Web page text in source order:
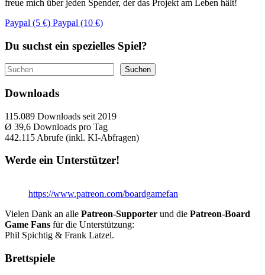
freue mich über jeden Spender, der das Projekt am Leben hält!
Paypal (5 €) Paypal (10 €)
Du suchst ein spezielles Spiel?
Suchen Suchen
Downloads
115.089 Downloads seit 2019
Ø 39,6 Downloads pro Tag
442.115 Abrufe (inkl. KI-Abfragen)
Werde ein Unterstützer!
https://www.patreon.com/boardgamefan
Vielen Dank an alle Patreon-Supporter und die Patreon-Board
Game Fans für die Unterstützung:
Phil Spichtig & Frank Latzel.
Brettspiele